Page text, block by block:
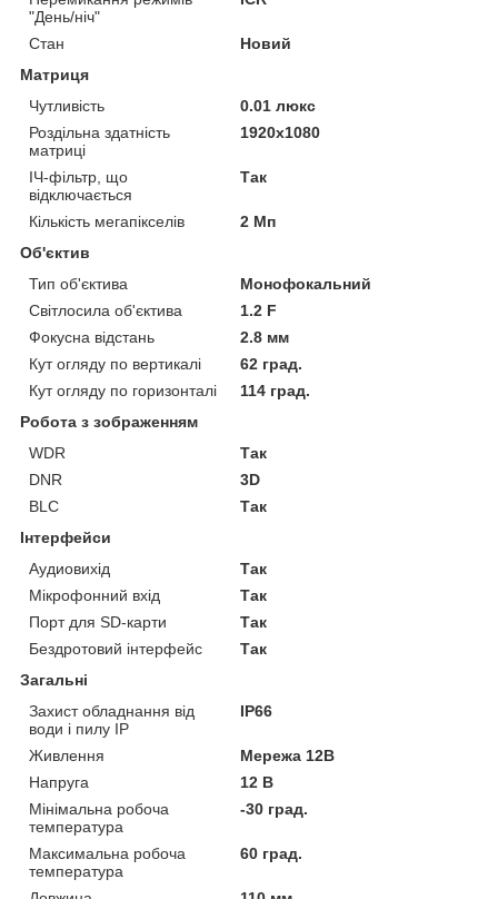
"День/ніч"
Стан
Новий
Матриця
Чутливість
0.01 люкс
Роздільна здатність
матриці
1920x1080
ІЧ-фільтр, що
відключається
Так
Кількість мегапікселів
2 Мп
Об'єктив
Тип об'єктива
Монофокальний
Світлосила об'єктива
1.2 F
Фокусна відстань
2.8 мм
Кут огляду по вертикалі
62 град.
Кут огляду по горизонталі
114 град.
Робота з зображенням
WDR
Так
DNR
3D
BLC
Так
Інтерфейси
Аудиовихід
Так
Мікрофонний вхід
Так
Порт для SD-карти
Так
Бездротовий інтерфейс
Так
Загальні
Захист обладнання від
води і пилу IP
IP66
Живлення
Мережа 12В
Напруга
12 В
Мінімальна робоча
температура
-30 град.
Максимальна робоча
температура
60 град.